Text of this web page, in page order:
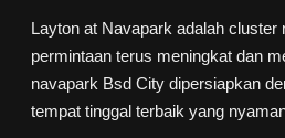
Layton at Navapark adalah
permintaan terus meningkat dan
navapark Bsd City dipersiapkan
tempat tinggal terbaik yang